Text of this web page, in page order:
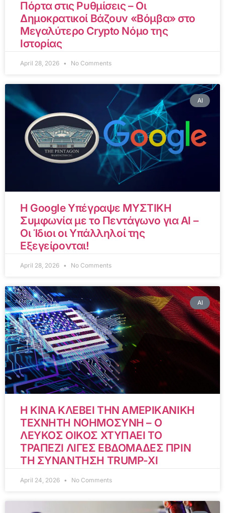
Πόρτα στις Ρυθμίσεις – Οι
Δημοκρατικοί Βάζουν «Βόμβα» στο
Μεγαλύτερο Crypto Νόμο της
Ιστορίας
April 28, 2026 No Comments
AI
Η Google Υπέγραψε ΜΥΣΤΙΚΗ
Συμφωνία με το Πεντάγωνο για AI –
Οι Ίδιοι οι Υπάλληλοί της
Εξεγείρονται!
April 28, 2026 No Comments
AI
Η ΚΙΝΑ ΚΛΕΒΕΙ ΤΗΝ ΑΜΕΡΙΚΑΝΙΚΗ
ΤΕΧΝΗΤΗ ΝΟΗΜΟΣΥΝΗ – Ο
ΛΕΥΚΟΣ ΟΙΚΟΣ ΧΤΥΠΑΕΙ ΤΟ
ΤΡΑΠΕΖΙ ΛΙΓΕΣ ΕΒΔΟΜΑΔΕΣ ΠΡΙΝ
ΤΗ ΣΥΝΑΝΤΗΣΗ TRUMP-XI
April 24, 2026 No Comments